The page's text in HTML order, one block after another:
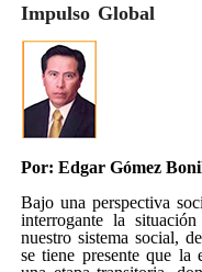
Impulso Global
Por: Edgar Gómez
Bajo una perspectiva
interrogante la
nuestro sistema social,
se tiene presente que la